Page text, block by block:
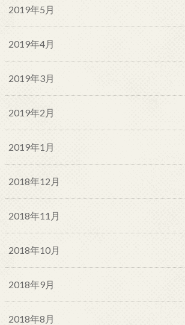
2019年5月
2019年4月
2019年3月
2019年2月
2019年1月
2018年12月
2018年11月
2018年10月
2018年9月
2018年8月